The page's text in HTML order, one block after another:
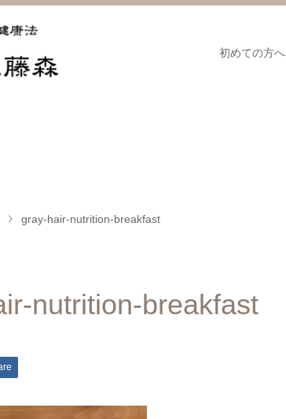
初めての方へ
gray-hair-nutrition-breakfast
nutrition-breakfast